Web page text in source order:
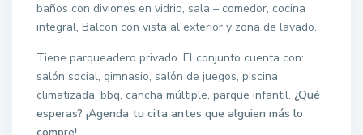
baños con diviones en vidrio, sala – comedor, cocina
integral, Balcon con vista al exterior y zona de lavado.
Tiene parqueadero privado. El conjunto cuenta con:
salón social, gimnasio, salón de juegos, piscina
climatizada, bbq, cancha múltiple, parque infantil. ¿Qué
esperas? ¡Agenda tu cita antes que alguien más lo